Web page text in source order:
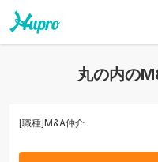
丸の内の
[職種]M&A仲介